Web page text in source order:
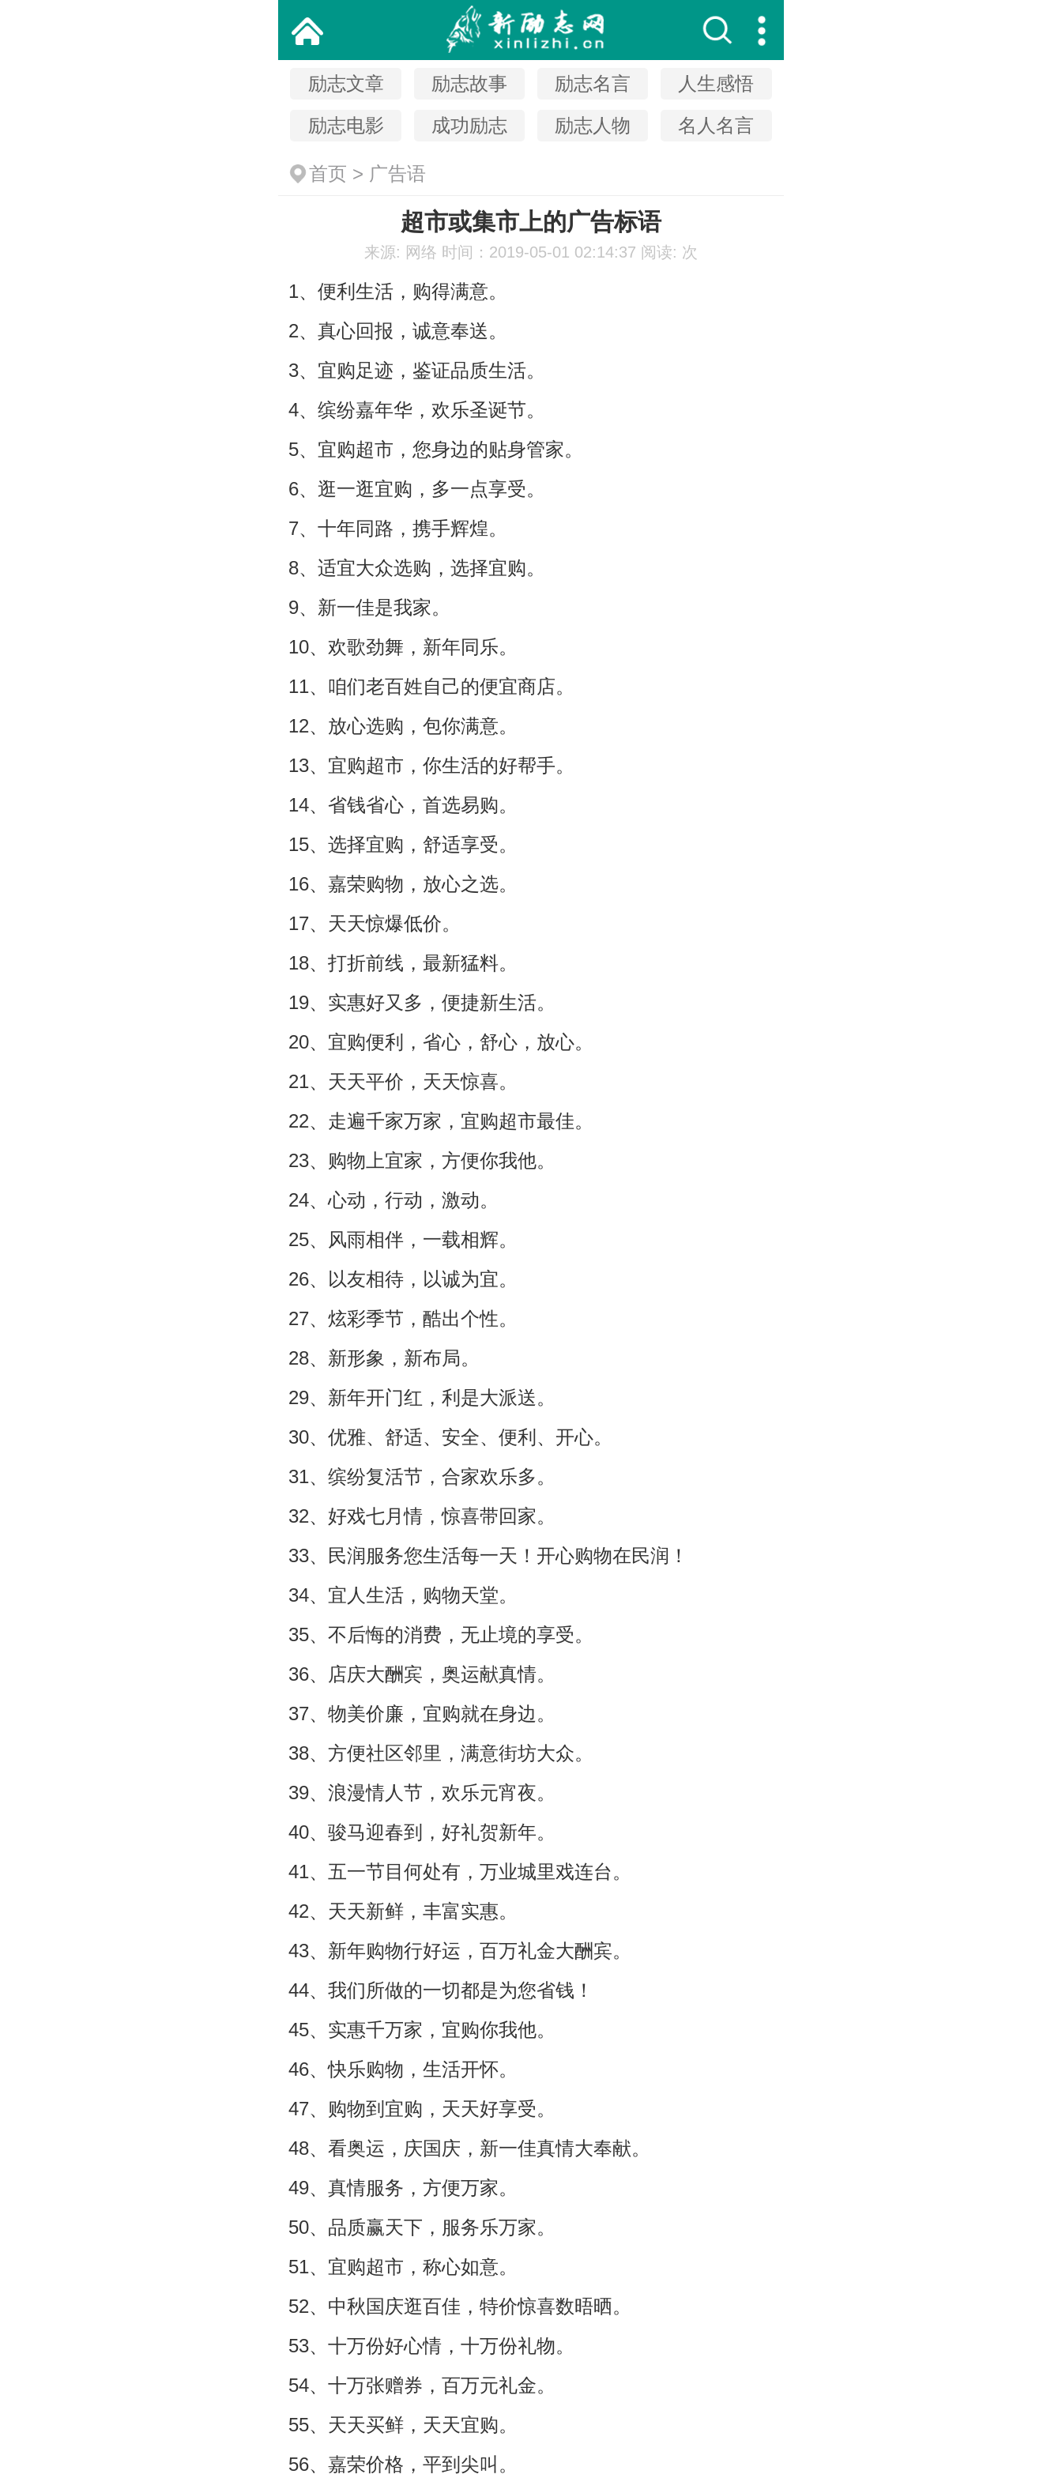
励志文章 励志故事 励志名言
人生感悟
励志电影
成功励志 励志人物 名人名言
首页 > 广告语
超市或集市上的广告标语
来源: 网络 时间：2019-05-01 02:14:37 阅读: 次
1、便利生活，购得满意。
2、真心回报，诚意奉送。
3、宜购足迹，鉴证品质生活。
4、缤纷嘉年华，欢乐圣诞节。
5、宜购超市，您身边的贴身管家。
6、逛一逛宜购，多一点享受。
7、十年同路，携手辉煌。
8、适宜大众选购，选择宜购。
9、新一佳是我家。
10、欢歌劲舞，新年同乐。
11、咱们老百姓自己的便宜商店。
12、放心选购，包你满意。
13、宜购超市，你生活的好帮手。
14、省钱省心，首选易购。
15、选择宜购，舒适享受。
16、嘉荣购物，放心之选。
17、天天惊爆低价。
18、打折前线，最新猛料。
19、实惠好又多，便捷新生活。
20、宜购便利，省心，舒心，放心。
21、天天平价，天天惊喜。
22、走遍千家万家，宜购超市最佳。
23、购物上宜家，方便你我他。
24、心动，行动，激动。
25、风雨相伴，一载相辉。
26、以友相待，以诚为宜。
27、炫彩季节，酷出个性。
28、新形象，新布局。
29、新年开门红，利是大派送。
30、优雅、舒适、安全、便利、开心。
31、缤纷复活节，合家欢乐多。
32、好戏七月情，惊喜带回家。
33、民润服务您生活每一天！开心购物在民润！
34、宜人生活，购物天堂。
35、不后悔的消费，无止境的享受。
36、店庆大酬宾，奥运献真情。
37、物美价廉，宜购就在身边。
38、方便社区邻里，满意街坊大众。
39、浪漫情人节，欢乐元宵夜。
40、骏马迎春到，好礼贺新年。
41、五一节目何处有，万业城里戏连台。
42、天天新鲜，丰富实惠。
43、新年购物行好运，百万礼金大酬宾。
44、我们所做的一切都是为您省钱！
45、实惠千万家，宜购你我他。
46、快乐购物，生活开怀。
47、购物到宜购，天天好享受。
48、看奥运，庆国庆，新一佳真情大奉献。
49、真情服务，方便万家。
50、品质赢天下，服务乐万家。
51、宜购超市，称心如意。
52、中秋国庆逛百佳，特价惊喜数晤晒。
53、十万份好心情，十万份礼物。
54、十万张赠券，百万元礼金。
55、天天买鲜，天天宜购。
56、嘉荣价格，平到尖叫。